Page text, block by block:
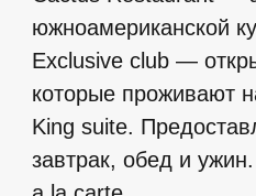
ЖИЗНЬСЛИШКОМ
НЕ
ЧТОБЫ
Если у вас остались вопросы, то